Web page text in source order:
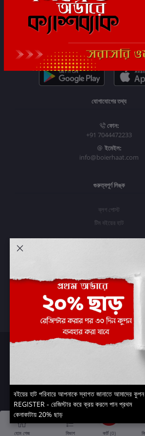
যোগাযোগের তথ্য
ফোন:
+91 7044472233
ইমেইল:
info@boierhaat.com
গুরুত্বপূর্ণ লিঙ্ক
ব্লগ পোস্ট
টিম বইয়ের হাট
প্রবেশ করুন
অর্ডার ইতিহাস
আমার ইচ্ছাগুলি
অর্ডার ট্র্যাকিং
Boier Haat™ | © All rights
হোম পেজ বিভাগ কার্ট (0)
বইয়ের হাট পরিবারে আপনাকে স্বাগত জানাতে আমাদের
REGISTER - রেজিস্টার করে ক্রয় করলে পান প্রথম
কেনাকাটায় 20% ছাড়